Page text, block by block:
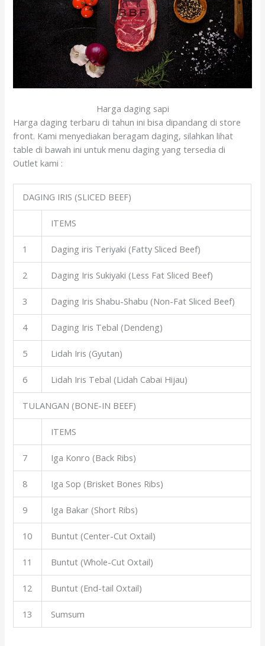
Harga daging sapi
Harga daging terbaru di tahun ini bisa dipandang di store
front. Kami menyediakan beragam daging, silahkan lihat
table di bawah ini untuk menu daging yang tersedia di
Outlet kami :
DAGING IRIS (SLICED BEEF)
ITEMS
1 Daging iris Teriyaki (Fatty Sliced Beef)
2 Daging Iris Sukiyaki (Less Fat Sliced Beef)
3 Daging Iris Shabu-Shabu (Non-Fat Sliced Beef)
4 Daging Iris Tebal (Dendeng)
5 Lidah Iris (Gyutan)
6 Lidah Iris Tebal (Lidah Cabai Hijau)
TULANGAN (BONE-IN BEEF)
ITEMS
7 Iga Konro (Back Ribs)
8 Iga Sop (Brisket Bones Ribs)
9 Iga Bakar (Short Ribs)
10 Buntut (Center-Cut Oxtail)
11 Buntut (Whole-Cut Oxtail)
12 Buntut (End-tail Oxtail)
13 Sumsum